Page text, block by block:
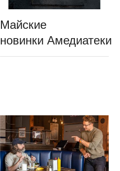
Майские
новинки Амедиатеки